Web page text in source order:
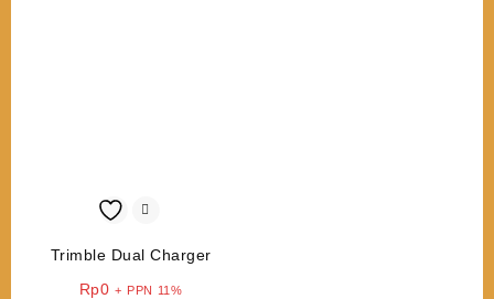
Trimble Dual Charger
Rp0 + PPN 11%